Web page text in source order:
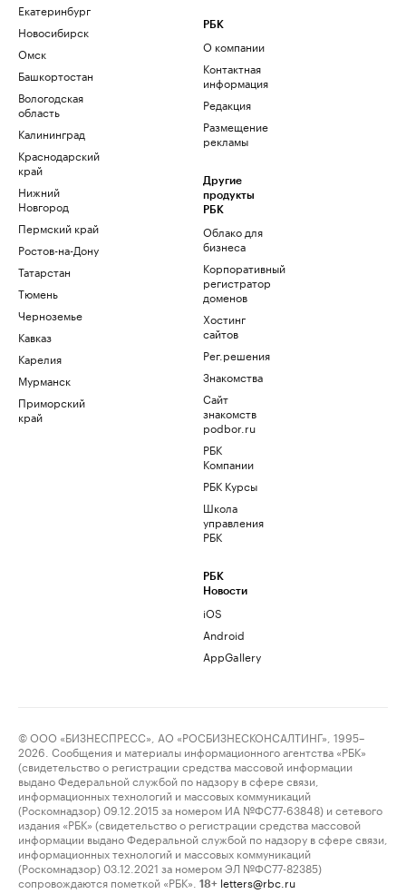
Екатеринбург
Новосибирск
Омск
Башкортостан
Вологодская
область
Калининград
Краснодарский
край
Нижний
Новгород
Пермский край
Ростов-на-Дону
Татарстан
Тюмень
Черноземье
Кавказ
Карелия
Мурманск
Приморский
край
РБК
О компании
Контактная
информация
Редакция
Размещение
рекламы
Другие
продукты
РБК
Облако для
бизнеса
Корпоративный
регистратор
доменов
Хостинг
сайтов
Рег.решения
Знакомства
Сайт
знакомств
podbor.ru
РБК
Компании
РБК Курсы
Школа
управления
РБК
РБК
Новости
iOS
Android
AppGallery
© ООО «БИЗНЕСПРЕСС», АО «РОСБИЗНЕСКОНСАЛТИНГ», 1995–
2026. Сообщения и материалы информационного агентства «РБК»
(свидетельство о регистрации средства массовой информации
выдано Федеральной службой по надзору в сфере связи,
информационных технологий и массовых коммуникаций
(Роскомнадзор) 09.12.2015 за номером ИА №ФС77-63848) и сетевого
издания «РБК» (свидетельство о регистрации средства массовой
информации выдано Федеральной службой по надзору в сфере связи,
информационных технологий и массовых коммуникаций
(Роскомнадзор) 03.12.2021 за номером ЭЛ №ФС77-82385)
сопровождаются пометкой «РБК».
18+ letters@rbc.ru